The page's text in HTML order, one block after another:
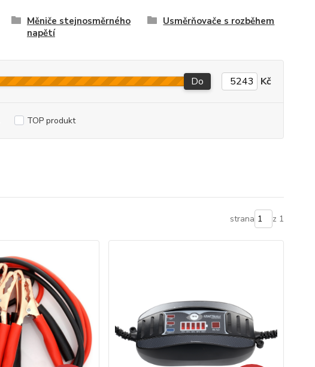
Měniče stejnosměrného
napětí
Usměrňovače s rozběhem
Do Kč
TOP produkt
strana z 1